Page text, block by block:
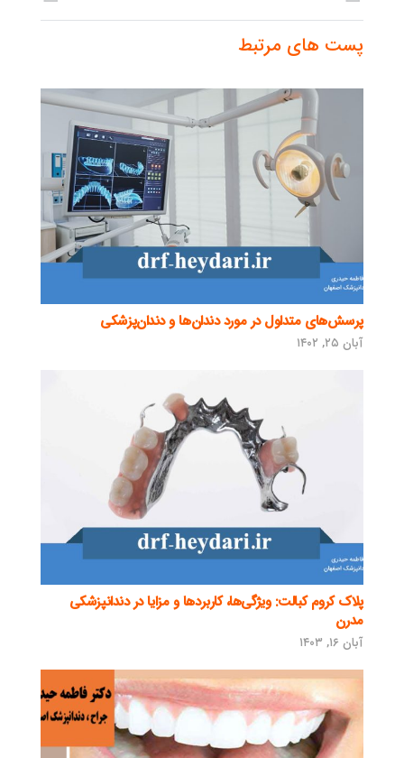
پست های مرتبط
پرسش‌های متداول در مورد دندان‌ها و دندان‌پزشکی
آبان ۲۵, ۱۴۰۲
پلاک کروم کبالت: ویژگی‌ها، کاربردها و مزایا در دندانپزشکی
مدرن
آبان ۱۶, ۱۴۰۳